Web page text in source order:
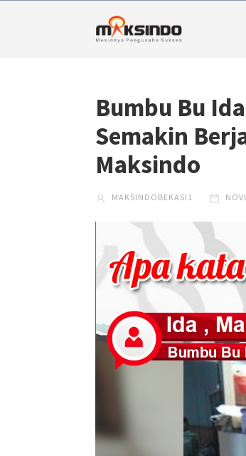
Bumbu Bu
Semakin
Maksindo
MAKSINDOBEKASI1